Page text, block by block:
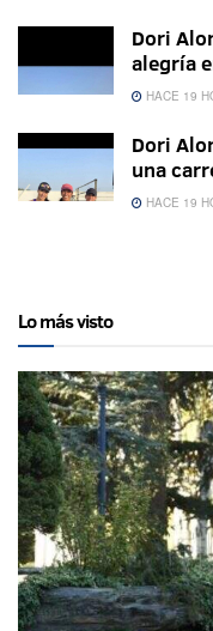
Dori
alegría
HACE 19
Dori
una
HACE 19
Lo más visto